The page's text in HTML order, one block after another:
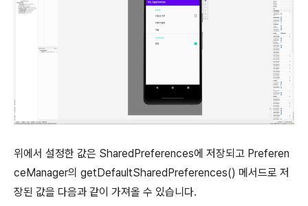
위에서 설정한 값은 SharedPreferences에 저장되고 Preferen
ceManager의 getDefaultSharedPreferences() 메서드로 저
장된 값을 다음과 같이 가져올 수 있습니다.